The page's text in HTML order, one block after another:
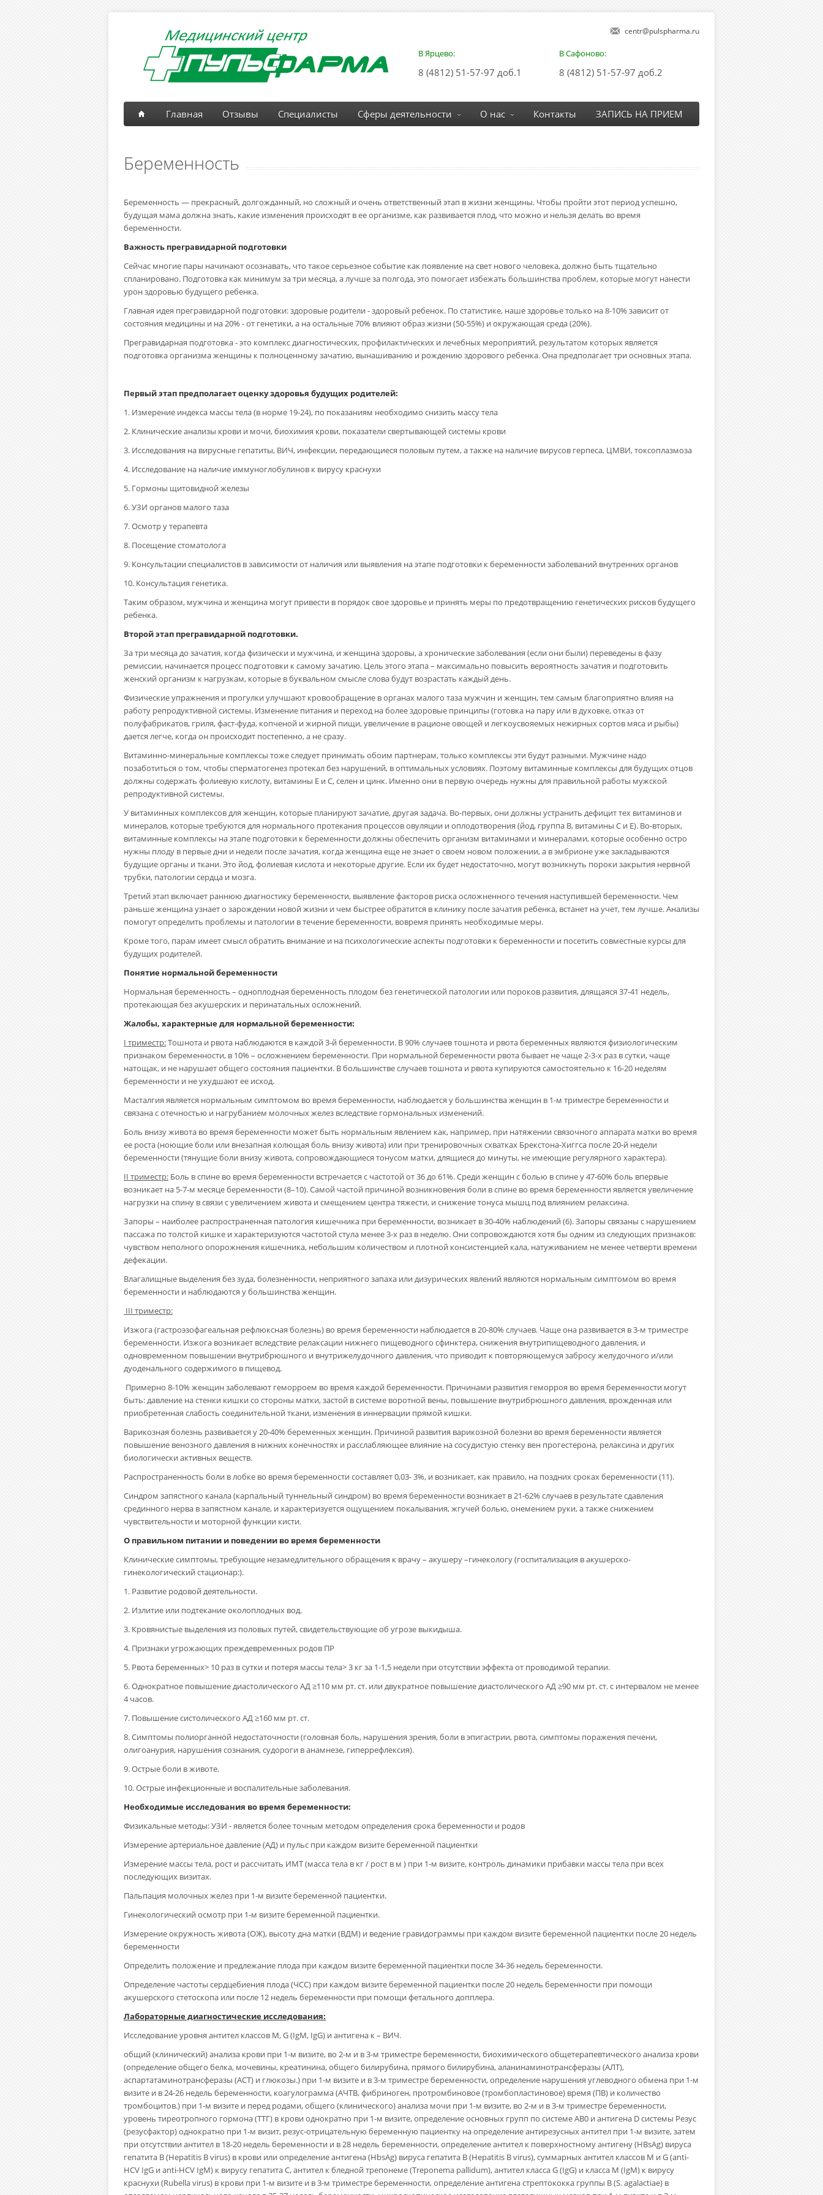
centr@pulspharma.ru
В Ярцево:
8 (4812) 51-57-97 доб.1
В Сафоново:
8 (4812) 51-57-97 доб.2
Главная Отзывы Специалисты Сферы деятельности О нас Контакты ЗАПИСЬ НА ПРИЕМ
Беременность
Беременность — прекрасный, долгожданный, но сложный и очень ответственный этап в жизни женщины. Чтобы пройти этот период успешно,
будущая мама должна знать, какие изменения происходят в ее организме, как развивается плод, что можно и нельзя делать во время
беременности.
Важность прегравидарной подготовки
Сейчас многие пары начинают осознавать, что такое серьезное событие как появление на свет нового человека, должно быть тщательно
спланировано. Подготовка как минимум за три месяца, а лучше за полгода, это помогает избежать большинства проблем, которые могут нанести
урон здоровью будущего ребенка.
Главная идея прегравидарной подготовки: здоровые родители - здоровый ребенок. По статистике, наше здоровье только на 8-10% зависит от
состояния медицины и на 20% - от генетики, а на остальные 70% влияют образ жизни (50-55%) и окружающая среда (20%).
Прегравидарная подготовка - это комплекс диагностических, профилактических и лечебных мероприятий, результатом которых является
подготовка организма женщины к полноценному зачатию, вынашиванию и рождению здорового ребенка. Она предполагает три основных этапа.
Первый этап предполагает оценку здоровья будущих родителей:
1. Измерение индекса массы тела (в норме 19-24), по показаниям необходимо снизить массу тела
2. Клинические анализы крови и мочи, биохимия крови, показатели свертывающей системы крови
3. Исследования на вирусные гепатиты, ВИЧ, инфекции, передающиеся половым путем, а также на наличие вирусов герпеса, ЦМВИ, токсоплазмоза
4. Исследование на наличие иммуноглобулинов к вирусу краснухи
5. Гормоны щитовидной железы
6. УЗИ органов малого таза
7. Осмотр у терапевта
8. Посещение стоматолога
9. Консультации специалистов в зависимости от наличия или выявления на этапе подготовки к беременности заболеваний внутренних органов
10. Консультация генетика.
Таким образом, мужчина и женщина могут привести в порядок свое здоровье и принять меры по предотвращению генетических рисков будущего
ребенка.
Второй этап прегравидарной подготовки.
За три месяца до зачатия, когда физически и мужчина, и женщина здоровы, а хронические заболевания (если они были) переведены в фазу
ремиссии, начинается процесс подготовки к самому зачатию. Цель этого этапа – максимально повысить вероятность зачатия и подготовить
женский организм к нагрузкам, которые в буквальном смысле слова будут возрастать каждый день.
Физические упражнения и прогулки улучшают кровообращение в органах малого таза мужчин и женщин, тем самым благоприятно влияя на
работу репродуктивной системы. Изменение питания и переход на более здоровые принципы (готовка на пару или в духовке, отказ от
полуфабрикатов, гриля, фаст-фуда, копченой и жирной пищи, увеличение в рационе овощей и легкоусвояемых нежирных сортов мяса и рыбы)
дается легче, когда он происходит постепенно, а не сразу.
Витаминно-минеральные комплексы тоже следует принимать обоим партнерам, только комплексы эти будут разными. Мужчине надо
позаботиться о том, чтобы сперматогенез протекал без нарушений, в оптимальных условиях. Поэтому витаминные комплексы для будущих отцов
должны содержать фолиевую кислоту, витамины Е и С, селен и цинк. Именно они в первую очередь нужны для правильной работы мужской
репродуктивной системы.
У витаминных комплексов для женщин, которые планируют зачатие, другая задача. Во-первых, они должны устранить дефицит тех витаминов и
минералов, которые требуются для нормального протекания процессов овуляции и оплодотворения (йод, группа В, витамины С и Е). Во-вторых,
витаминные комплексы на этапе подготовки к беременности должны обеспечить организм витаминами и минералами, которые особенно остро
нужны плоду в первые дни и недели после зачатия, когда женщина еще не знает о своем новом положении, а в эмбрионе уже закладываются
будущие органы и ткани. Это йод, фолиевая кислота и некоторые другие. Если их будет недостаточно, могут возникнуть пороки закрытия нервной
трубки, патологии сердца и мозга.
Третий этап включает раннюю диагностику беременности, выявление факторов риска осложненного течения наступившей беременности. Чем
раньше женщина узнает о зарождении новой жизни и чем быстрее обратится в клинику после зачатия ребенка, встанет на учет, тем лучше. Анализы
помогут определить проблемы и патологии в течение беременности, вовремя принять необходимые меры.
Кроме того, парам имеет смысл обратить внимание и на психологические аспекты подготовки к беременности и посетить совместные курсы для
будущих родителей.
Понятие нормальной беременности
Нормальная беременность – одноплодная беременность плодом без генетической патологии или пороков развития, длящаяся 37-41 недель,
протекающая без акушерских и перинатальных осложнений.
Жалобы, характерные для нормальной беременности:
I триместр:Тошнота и рвота наблюдаются в каждой 3-й беременности. В 90% случаев тошнота и рвота беременных являются физиологическим
признаком беременности, в 10% – осложнением беременности. При нормальной беременности рвота бывает не чаще 2-3-х раз в сутки, чаще
натощак, и не нарушает общего состояния пациентки. В большинстве случаев тошнота и рвота купируются самостоятельно к 16-20 неделям
беременности и не ухудшают ее исход.
Масталгия является нормальным симптомом во время беременности, наблюдается у большинства женщин в 1-м триместре беременности и
связана с отечностью и нагрубанием молочных желез вследствие гормональных изменений.
Боль внизу живота во время беременности может быть нормальным явлением как, например, при натяжении связочного аппарата матки во время
ее роста (ноющие боли или внезапная колющая боль внизу живота) или при тренировочных схватках Брекстона-Хиггса после 20-й недели
беременности (тянущие боли внизу живота, сопровождающиеся тонусом матки, длящиеся до минуты, не имеющие регулярного характера).
II триместр: Боль в спине во время беременности встречается с частотой от 36 до 61%. Среди женщин с болью в спине у 47-60% боль впервые
возникает на 5-7-м месяце беременности (8–10). Самой частой причиной возникновения боли в спине во время беременности является увеличение
нагрузки на спину в связи с увеличением живота и смещением центра тяжести, и снижение тонуса мышц под влиянием релаксина.
Запоры – наиболее распространенная патология кишечника при беременности, возникает в 30-40% наблюдений (6). Запоры связаны с нарушением
пассажа по толстой кишке и характеризуются частотой стула менее 3-х раз в неделю. Они сопровождаются хотя бы одним из следующих признаков:
чувством неполного опорожнения кишечника, небольшим количеством и плотной консистенцией кала, натуживанием не менее четверти времени
дефекации.
Влагалищные выделения без зуда, болезненности, неприятного запаха или дизурических явлений являются нормальным симптомом во время
беременности и наблюдаются у большинства женщин.
III триместр:
Изжога (гастроэзофагеальная рефлюксная болезнь) во время беременности наблюдается в 20-80% случаев. Чаще она развивается в 3-м триместре
беременности. Изжога возникает вследствие релаксации нижнего пищеводного сфинктера, снижения внутрипищеводного давления, и
одновременном повышении внутрибрюшного и внутрижелудочного давления, что приводит к повторяющемуся забросу желудочного и/или
дуоденального содержимого в пищевод.
Примерно 8-10% женщин заболевают геморроем во время каждой беременности. Причинами развития геморроя во время беременности могут
быть: давление на стенки кишки со стороны матки, застой в системе воротной вены, повышение внутрибрюшного давления, врожденная или
приобретенная слабость соединительной ткани, изменения в иннервации прямой кишки.
Варикозная болезнь развивается у 20-40% беременных женщин. Причиной развития варикозной болезни во время беременности является
повышение венозного давления в нижних конечностях и расслабляющее влияние на сосудистую стенку вен прогестерона, релаксина и других
биологически активных веществ.
Распространенность боли в лобке во время беременности составляет 0,03- 3%, и возникает, как правило, на поздних сроках беременности (11).
Синдром запястного канала (карпальный туннельный синдром) во время беременности возникает в 21-62% случаев в результате сдавления
срединного нерва в запястном канале, и характеризуется ощущением покалывания, жгучей болью, онемением руки, а также снижением
чувствительности и моторной функции кисти.
О правильном питании и поведении во время беременности
Клинические симптомы, требующие незамедлительного обращения к врачу – акушеру –гинекологу (госпитализация в акушерско-
гинекологический стационар:).
1. Развитие родовой деятельности.
2. Излитие или подтекание околоплодных вод.
3. Кровянистые выделения из половых путей, свидетельствующие об угрозе выкидыша.
4. Признаки угрожающих преждевременных родов ПР
5. Рвота беременных> 10 раз в сутки и потеря массы тела> 3 кг за 1-1,5 недели при отсутствии эффекта от проводимой терапии.
6. Однократное повышение диастолического АД ≥110 мм рт. ст. или двукратное повышение диастолического АД ≥90 мм рт. ст. с интервалом не менее
4 часов.
7. Повышение систолического АД ≥160 мм рт. ст.
8. Симптомы полиорганной недостаточности (головная боль, нарушения зрения, боли в эпигастрии, рвота, симптомы поражения печени,
олигоанурия, нарушения сознания, судороги в анамнезе, гиперрефлексия).
9. Острые боли в животе.
10. Острые инфекционные и воспалительные заболевания.
Необходимые исследования во время беременности:
Физикальные методы: УЗИ - является более точным методом определения срока беременности и родов
Измерение артериальное давление (АД) и пульс при каждом визите беременной пациентки
Измерение массы тела, рост и рассчитать ИМТ (масса тела в кг / рост в м ) при 1-м визите, контроль динамики прибавки массы тела при всех
последующих визитах.
Пальпация молочных желез при 1-м визите беременной пациентки.
Гинекологический осмотр при 1-м визите беременной пациентки.
Измерение окружность живота (ОЖ), высоту дна матки (ВДМ) и ведение гравидограммы при каждом визите беременной пациентки после 20 недель
беременности
Определить положение и предлежание плода при каждом визите беременной пациентки после 34-36 недель беременности.
Определение частоты сердцебиения плода (ЧСС) при каждом визите беременной пациентки после 20 недель беременности при помощи
акушерского стетоскопа или после 12 недель беременности при помощи фетального допплера.
Лабораторные диагностические исследования:
Исследование уровня антител классов M, G (IgM, IgG) и антигена к – ВИЧ.
общий (клинический) анализа крови при 1-м визите, во 2-м и в 3-м триместре беременности, биохимического общетерапевтического анализа крови
(определение общего белка, мочевины, креатинина, общего билирубина, прямого билирубина, аланинаминотрансферазы (АЛТ),
аспартатаминотрансферазы (ACT) и глюкозы.) при 1-м визите и в 3-м триместре беременности, определение нарушения углеводного обмена при 1-м
визите и в 24-26 недель беременности, коагулограмма (АЧТВ, фибриноген, протромбиновое (тромбопластиновое) время (ПВ) и количество
тромбоцитов.) при 1-м визите и перед родами, общего (клинического) анализа мочи при 1-м визите, во 2-м и в 3-м триместре беременности,
уровень тиреотропного гормона (ТТГ) в крови однократно при 1-м визите, определение основных групп по системе AB0 и антигена D системы Резус
(резусфактор) однократно при 1-м визит, резус-отрицательную беременную пациентку на определение антирезусных антител при 1-м визите, затем
при отсутствии антител в 18-20 недель беременности и в 28 недель беременности, определение антител к поверхностному антигену (HBsAg) вируса
гепатита В (Hepatitis В virus) в крови или определение антигена (HbsAg) вируса гепатита В (Hepatitis В virus), суммарных антител классов М и G (anti-
HCV IgG и anti-HCV IgM) к вирусу гепатита С, антител к бледной трепонеме (Treponema pallidum), антител класса G (IgG) и класса M (IgM) к вирусу
краснухи (Rubella virus) в крови при 1-м визите и в 3-м триместре беременности, определение антигена стрептококка группы В (S. agalactiae) в